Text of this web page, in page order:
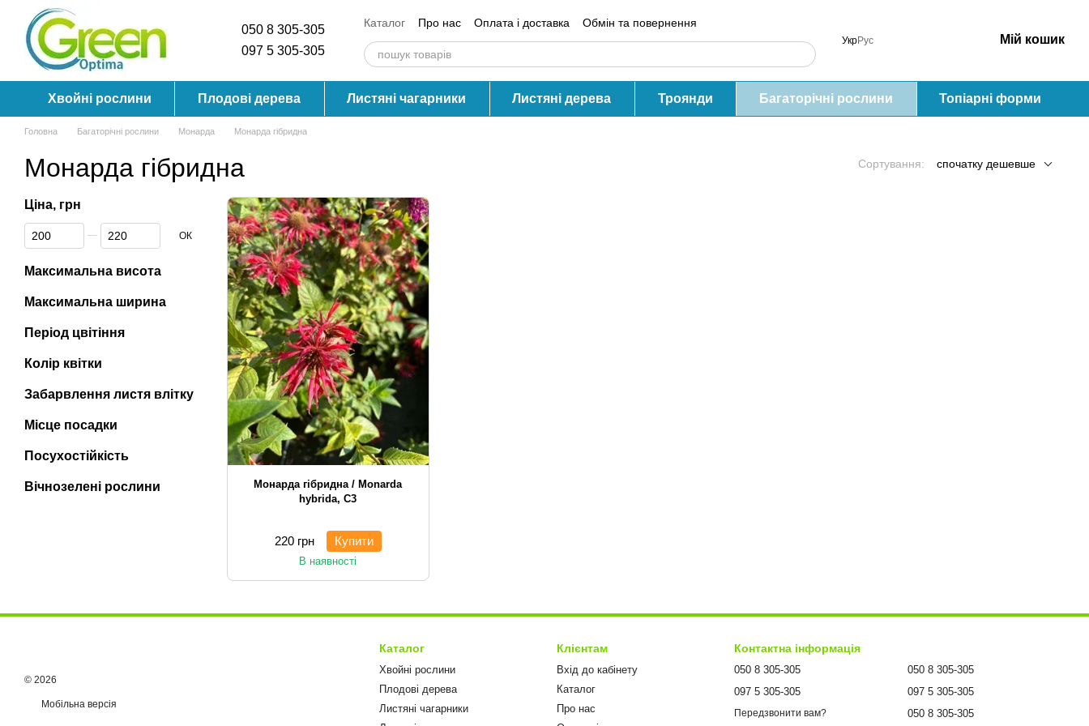
Перейти до основного контенту
050 8 305-305
097 5 305-305
Каталог Про нас Оплата і доставка
Обмін та повернення
Контактна інформація
Блог Відгуки про магазин УкрРус Мій кошик
Хвойні рослини Плодові дерева Листяні чагарники Листяні дерева Троянди Багаторічні рослини Топіарні форми
Головна Багаторічні рослини Монарда Монарда гібридна
Монарда гібридна Сортування: спочатку дешевше
Монарда гібридна / Monarda
hybrida, С3
220 грн Купити
В наявності
Ціна, грн
Від Ціна, грн
До Ціна, грн ОК
Максимальна висота
Максимальна ширина
Період цвітіння
Колір квітки
Забарвлення листя влітку
Місце посадки
Посухостійкість
Вічнозелені рослини
© 2026
Мобільна версія
Каталог
Хвойні рослини
Плодові дерева
Листяні чагарники
Клієнтам
Вхід до кабінету
Каталог
Про нас
Контактна інформація
050 8 305-305
097 5 305-305
Передзвонити вам?
050 8 305-305
097 5 305-305
050 8 305-305